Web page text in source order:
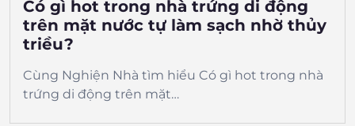
Có gì hot trong nhà trứng di động
trên mặt nước tự làm sạch nhờ thủy
triều?
Cùng Nghiện Nhà tìm hiểu Có gì hot trong nhà
trứng di động trên mặt…